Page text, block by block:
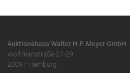
Auktionshaus Walter H.F. Meyer GmbH
Woltmanstraße 27-29
20097 Hamburg